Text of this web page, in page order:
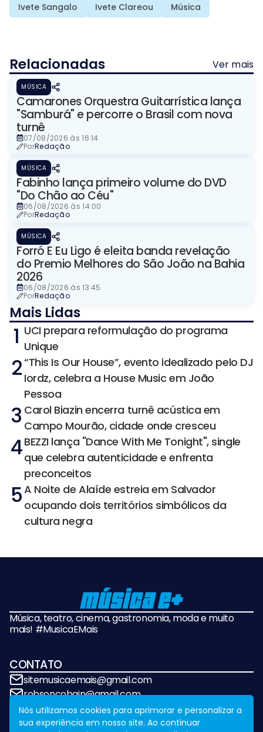
Ivete Sangalo Ivete Clareou Música
Relacionadas Ver mais
MÚSICA
Camarones Orquestra Guitarrística lança
"Samburá" e percorre o Brasil com nova
turnê
07/08/2026 às 16:14
PorRedação
MÚSICA
Fabinho lança primeiro volume do DVD
"Do Chão ao Céu"
06/08/2026 às 14:00
PorRedação
MÚSICA
Forró E Eu Ligo é eleita banda revelação
do Premio Melhores do São João na Bahia
2026
06/08/2026 às 13:45
PorRedação
Mais Lidas
1 UCI prepara reformulação do programa
Unique
2“This Is Our House”, evento idealizado pelo DJ
Iordz, celebra a House Music em João
Pessoa
3 Carol Biazin encerra turnê acústica em
Campo Mourão, cidade onde cresceu
4BEZZI lança "Dance With Me Tonight", single
que celebra autenticidade e enfrenta
preconceitos
5A Noite de Alaíde estreia em Salvador
ocupando dois territórios simbólicos da
cultura negra
Música, teatro, cinema, gastronomia, moda e muito
mais! #MusicaEMais
CONTATO
sitemusicaemais@gmail.com
robsoncobain@gmail.com
Nós utilizamos cookies para aprimorar e personalizar a
sua experiência em nosso site. Ao continuar